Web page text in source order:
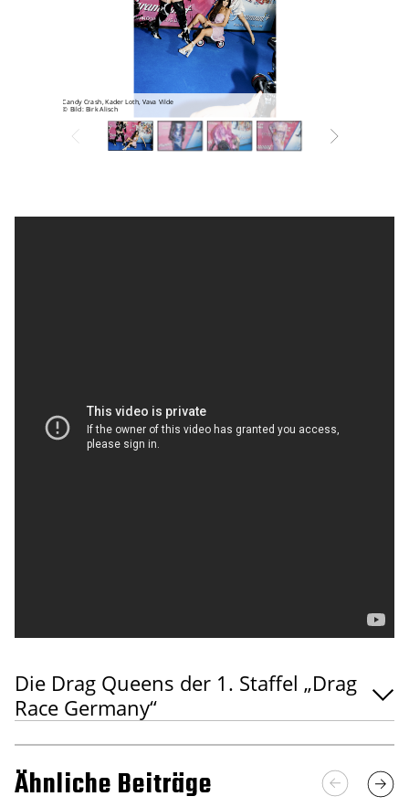
Candy Crash, Kader Loth, Vava Vilde
© Bild: Birk Alisch
Die Drag Queens der 1. Staffel „Drag
Race Germany“
Ähnliche Beiträge